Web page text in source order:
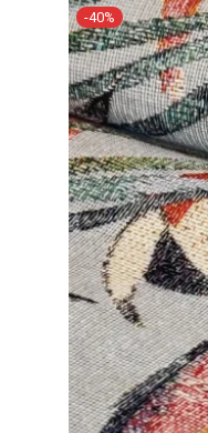
Open submenu (Macchine
Macchine
Open submenu (Merceria)
Merceria
Open submenu (Pizzi e
Pizzi e
Open submenu (Ricamo)
Ricamo
Open submenu (Tessuti)
Tessuti
-40%